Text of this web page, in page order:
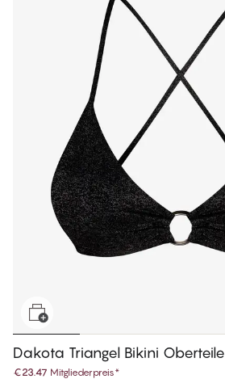
Dakota Triangel Bikini Oberteile
€23.47 Mitgliederpreis*